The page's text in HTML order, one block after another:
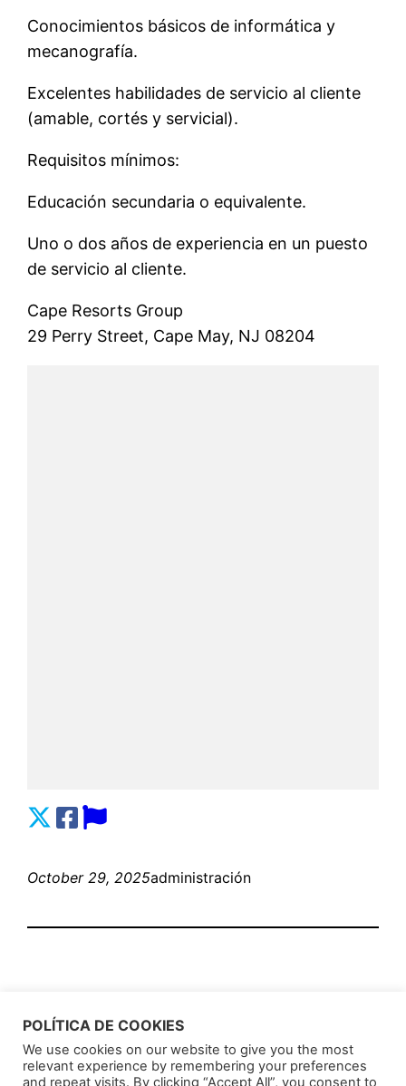
Conocimientos básicos de informática y
mecanografía.
Excelentes habilidades de servicio al cliente
(amable, cortés y servicial).
Requisitos mínimos:
Educación secundaria o equivalente.
Uno o dos años de experiencia en un puesto
de servicio al cliente.
Cape Resorts Group
29 Perry Street, Cape May, NJ 08204
October 29, 2025administración
AnunciosLatinProudly powered byWordPress
POLÍTICA DE COOKIES
We use cookies on our website to give you the most
relevant experience by remembering your preferences
and repeat visits. By clicking “Accept All”, you consent to